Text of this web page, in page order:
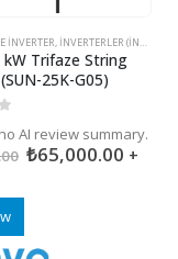
İNVERTER, İNVERTERLER (INVERTÖR)
kW Trifaze String
25K-G05)
AI review summary.
₺65,000.00 +